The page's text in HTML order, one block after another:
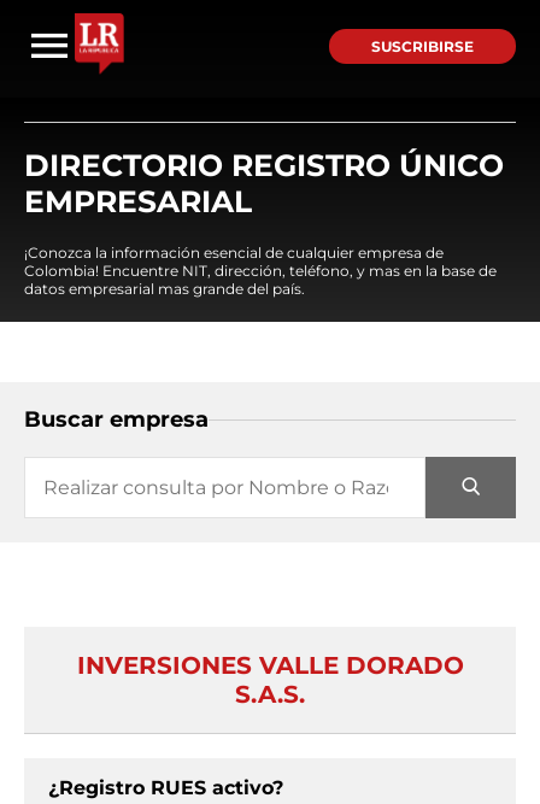
SUSCRIBIRSE
DIRECTORIO REGISTRO ÚNICO
EMPRESARIAL
¡Conozca la información esencial de cualquier empresa de
Colombia! Encuentre NIT, dirección, teléfono, y mas en la base de
datos empresarial mas grande del país.
Buscar empresa
INVERSIONES VALLE DORADO
S.A.S.
¿Registro RUES activo?